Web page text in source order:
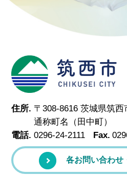
住所. 〒308-8616 茨城県筑西
通称町名（田中町）
電話. 0296-24-2111 Fax.
各お問い合わせ